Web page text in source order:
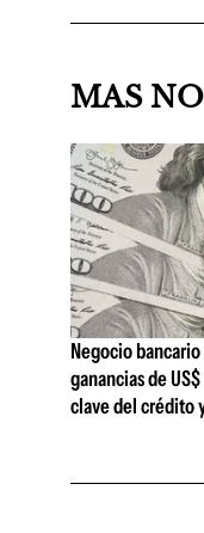
MAS
Negocio
ganancias de
clave del crédito